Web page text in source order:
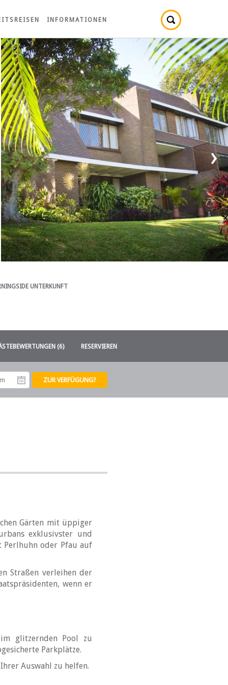
UNTERKUNFT
›
(6) RESERVIEREN
Gärten mit üppiger
exklusivster und
Perlhuhn oder Pfau auf
Straßen verleihen der
wenn er
glitzernden Pool zu
Parkplätze.
Auswahl zu helfen.
INFORMATIONEN